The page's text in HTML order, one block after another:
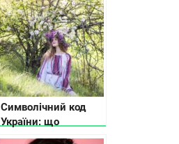
Символічний код
України: що
означають